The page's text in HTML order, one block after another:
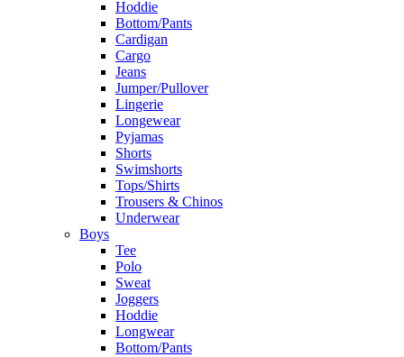
Hoddie
Bottom/Pants
Cardigan
Cargo
Jeans
Jumper/Pullover
Lingerie
Longewear
Pyjamas
Shorts
Swimshorts
Tops/Shirts
Trousers & Chinos
Underwear
Boys
Tee
Polo
Sweat
Joggers
Hoddie
Longwear
Bottom/Pants